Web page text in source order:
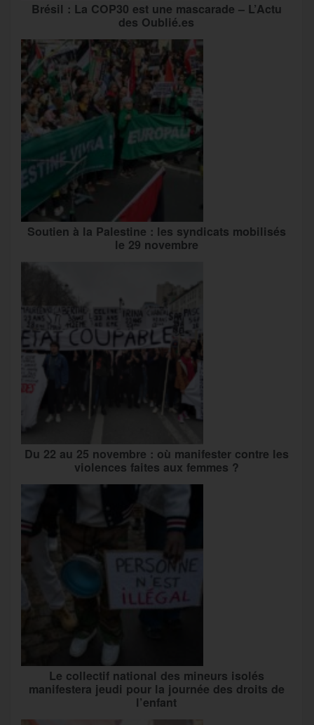
Brésil : La COP30 est une mascarade – L’Actu
des Oublié.es
Soutien à la Palestine : les syndicats mobilisés
le 29 novembre
Du 22 au 25 novembre : où manifester contre les
violences faites aux femmes ?
Le collectif national des mineurs isolés
manifestera jeudi pour la journée des droits de
l’enfant